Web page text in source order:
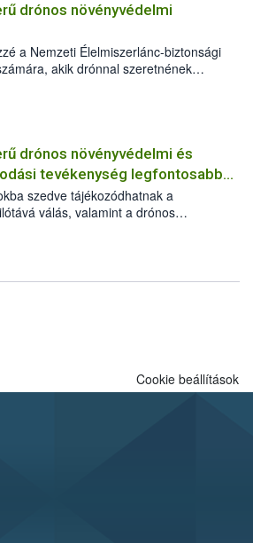
drónos növényvédelmi
a Nemzeti Élelmiszerlánc-biztonsági
akik drónnal szeretnének
gazdálkodási tevékenységet
Az összefoglaló részletesen
drónos növényvédelmi és
tevékenység legfontosabb
szedve tájékozódhatnak a
válás, valamint a drónos
gazdálkodási tevékenység
feltételeiről*.
Cookie beállítások